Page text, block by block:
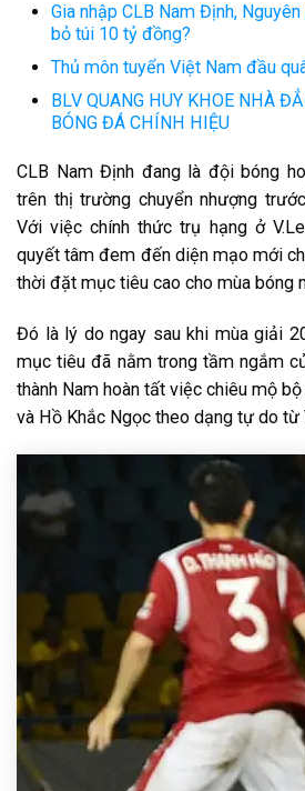
Gia nhập CLB Nam Định,
bỏ túi 10 tỷ đồng?
Thủ môn tuyển Việt Nam đầu
BLV QUANG HUY KHOE NHÀ
BÓNG ĐÁ CHÍNH HIỆU
CLB Nam Định đang là đội bóng
trên thị trường chuyển nhượng
Với việc chính thức trụ hạng ở
quyết tâm đem đến diện mạo mới
thời đặt mục tiêu cao cho mùa bóng
Đó là lý do ngay sau khi mùa giải
mục tiêu đã nằm trong tầm ngắm
thành Nam hoàn tất việc chiêu mộ
và Hồ Khắc Ngọc theo dạng tự do từ